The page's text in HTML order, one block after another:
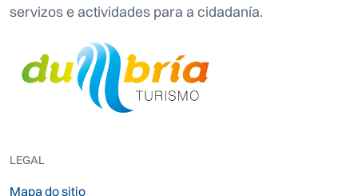
servizos e actividades para a cidadanía.
LEGAL
Mapa do sitio